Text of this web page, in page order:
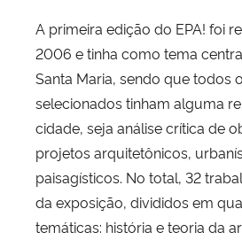
A primeira edição do EPA! foi
2006 e tinha como tema
Santa Maria, sendo que todos
selecionados tinham alguma
cidade, seja análise crítica de
projetos arquitetônicos,
paisagísticos. No total, 32
da exposição, divididos em
temáticas: história e teoria da